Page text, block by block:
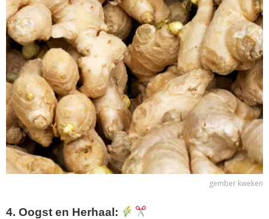
gember kweken
4. Oogst en Herhaal: